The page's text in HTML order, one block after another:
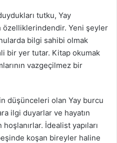
tutku, Yay
Yeni şeyler
bilgi sahibi olmak
bir yer tutar. Kitap okumak
vazgeçilmez bir
düşünceleri olan Yay burcu
ilgi duyarlar ve hayatın
İdealist yapıları
koşan bireyler haline